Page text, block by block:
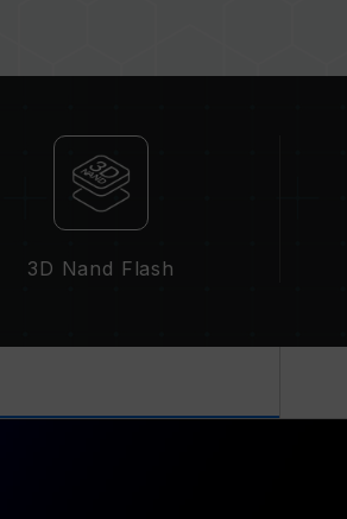
3D Nand Flash